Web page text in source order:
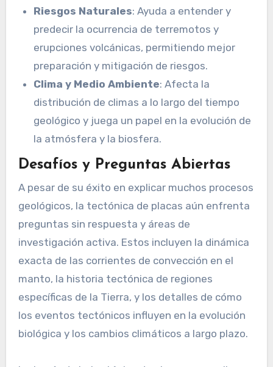
Riesgos Naturales: Ayuda a entender y
predecir la ocurrencia de terremotos y
erupciones volcánicas, permitiendo mejor
preparación y mitigación de riesgos.
Clima y Medio Ambiente: Afecta la
distribución de climas a lo largo del tiempo
geológico y juega un papel en la evolución de
la atmósfera y la biosfera.
Desafíos y Preguntas Abiertas
A pesar de su éxito en explicar muchos procesos
geológicos, la tectónica de placas aún enfrenta
preguntas sin respuesta y áreas de
investigación activa. Estos incluyen la dinámica
exacta de las corrientes de convección en el
manto, la historia tectónica de regiones
específicas de la Tierra, y los detalles de cómo
los eventos tectónicos influyen en la evolución
biológica y los cambios climáticos a largo plazo.